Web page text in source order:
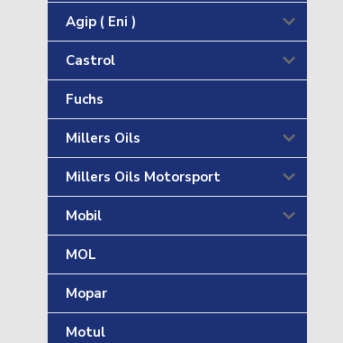
Agip ( Eni )
Castrol
Fuchs
Millers Oils
Millers Oils Motorsport
Mobil
MOL
Mopar
Motul